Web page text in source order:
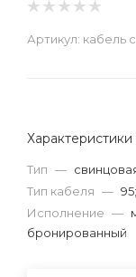
Артикул: кабель
Характеристики
Тип —
Тип кабеля —
Исполнение —
бронированный